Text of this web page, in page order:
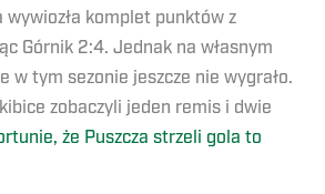
wywiozła komplet punktów z
Górnik 2:4. Jednak na własnym
w tym sezonie jeszcze nie wygrało.
zobaczyli jeden remis i dwie
że Puszcza strzeli gola to